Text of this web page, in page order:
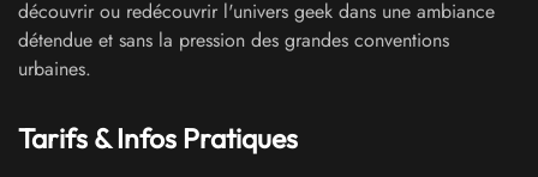
découvrir ou redécouvrir l'univers geek dans une ambiance
détendue et sans la pression des grandes conventions
urbaines.
Tarifs & Infos Pratiques